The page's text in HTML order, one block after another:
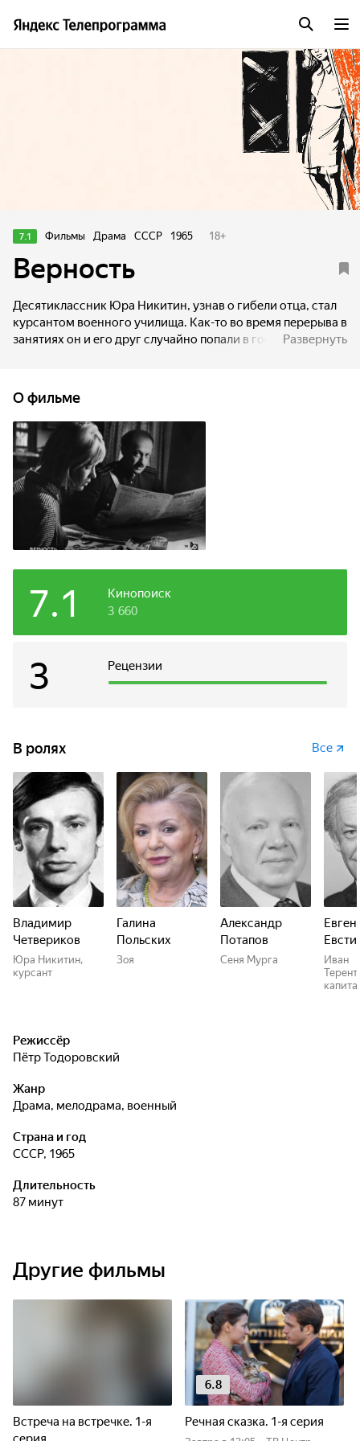
7.1 Фильмы Драма СССР 1965 18+
Верность
Десятиклассник Юра Никитин, узнав о гибели отца, стал
курсантом военного училища. Как-то во время перерыва в
занятиях он и его друг случайно попали в гости к девушке,
курсантов отправили на фронт. Мелькают в окнах поезда
сожженные деревья, израненные войной леса,
разрушенные города. Юра вспоминает любимую, которой
так и не успел сказать всего, что хотелось. А потом был
фронт, и лейтенант Никитин повел роту в свою первую
атаку...
Развернуть
О фильме
Кинопоиск
7.1 3 660
Рецензии
3
В ролях Все
Владимир
Четвериков
Юра Никитин,
курсант
Галина
Польских
Зоя
Александр
Потапов
Сеня Мурга
Иван
Режиссёр
Пётр Тодоровский
Жанр
драма, мелодрама, военный
Страна и год
СССР, 1965
Длительность
87 минут
Другие фильмы
Встреча на встречке. 1-я
6.8
Речная сказка. 1-я серия